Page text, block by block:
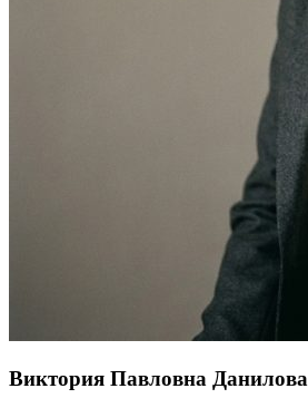
Виктория Павловна Данилова